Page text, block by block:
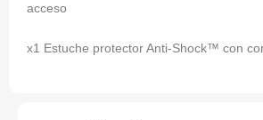
acceso
x1 Estuche protector Anti-Shock™ con